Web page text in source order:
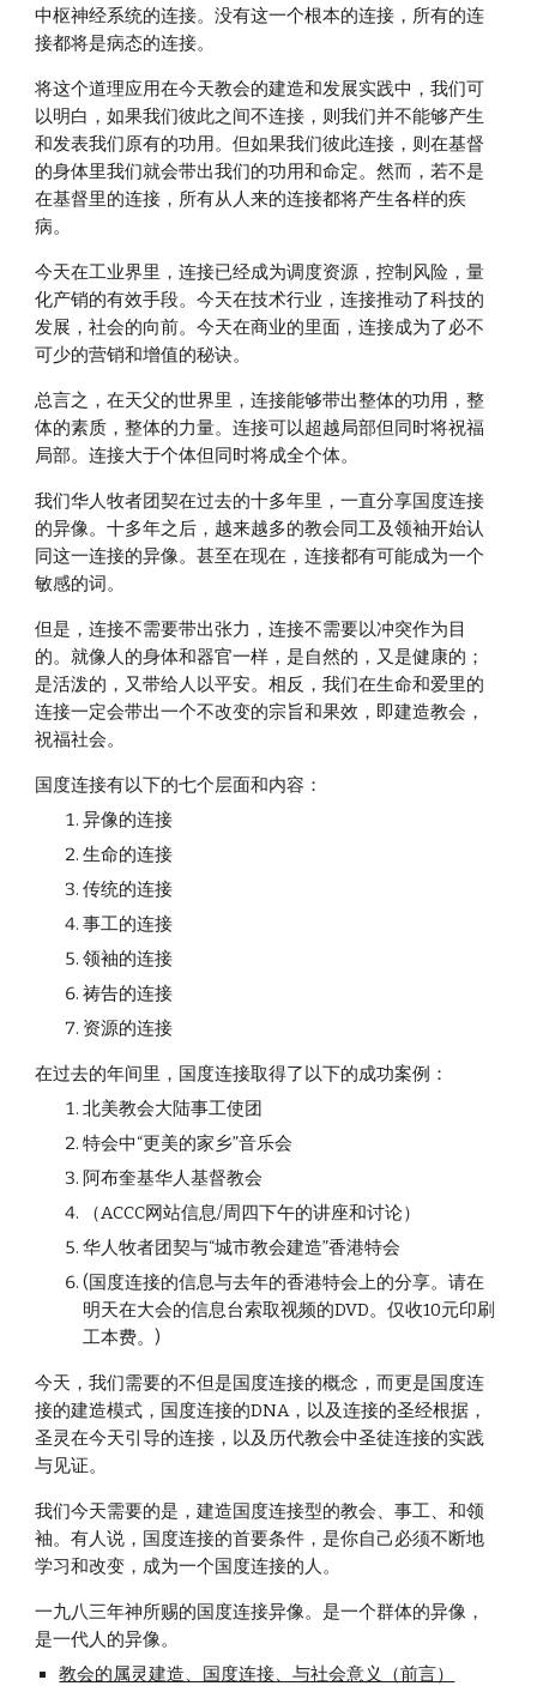
中枢神经系统的连接。没有这一个根本的连接，所有的连
接都将是病态的连接。
将这个道理应用在今天教会的建造和发展实践中，我们可
以明白，如果我们彼此之间不连接，则我们并不能够产生
和发表我们原有的功用。但如果我们彼此连接，则在基督
的身体里我们就会带出我们的功用和命定。然而，若不是
在基督里的连接，所有从人来的连接都将产生各样的疾
病。
今天在工业界里，连接已经成为调度资源，控制风险，量
化产销的有效手段。今天在技术行业，连接推动了科技的
发展，社会的向前。今天在商业的里面，连接成为了必不
可少的营销和增值的秘诀。
总言之，在天父的世界里，连接能够带出整体的功用，整
体的素质，整体的力量。连接可以超越局部但同时将祝福
局部。连接大于个体但同时将成全个体。
我们华人牧者团契在过去的十多年里，一直分享国度连接
的异像。十多年之后，越来越多的教会同工及领袖开始认
同这一连接的异像。甚至在现在，连接都有可能成为一个
敏感的词。
但是，连接不需要带出张力，连接不需要以冲突作为目
的。就像人的身体和器官一样，是自然的，又是健康的；
是活泼的，又带给人以平安。相反，我们在生命和爱里的
连接一定会带出一个不改变的宗旨和果效，即建造教会，
祝福社会。
国度连接有以下的七个层面和内容：
异像的连接
生命的连接
传统的连接
事工的连接
领袖的连接
祷告的连接
资源的连接
在过去的年间里，国度连接取得了以下的成功案例：
北美教会大陆事工使团
特会中“更美的家乡”音乐会
阿布奎基华人基督教会
（ACCC网站信息/周四下午的讲座和讨论）
华人牧者团契与“城市教会建造”香港特会
(国度连接的信息与去年的香港特会上的分享。请在
明天在大会的信息台索取视频的DVD。仅收10元印刷
工本费。)
今天，我们需要的不但是国度连接的概念，而更是国度连
接的建造模式，国度连接的DNA，以及连接的圣经根据，
圣灵在今天引导的连接，以及历代教会中圣徒连接的实践
与见证。
我们今天需要的是，建造国度连接型的教会、事工、和领
袖。有人说，国度连接的首要条件，是你自己必须不断地
学习和改变，成为一个国度连接的人。
一九八三年神所赐的国度连接异像。是一个群体的异像，
是一代人的异像。
教会的属灵建造、国度连接、与社会意义（前言）